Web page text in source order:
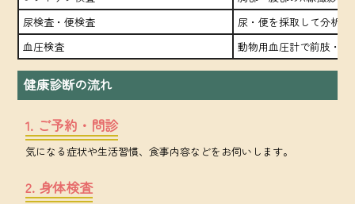
尿検査・便検査
尿・便を採取して分析
血圧検査
動物用血圧計で前肢・
健康診断の流れ
1. ご予約・問診
気になる症状や生活習慣、食事内容などをお伺いします。
2. 身体検査